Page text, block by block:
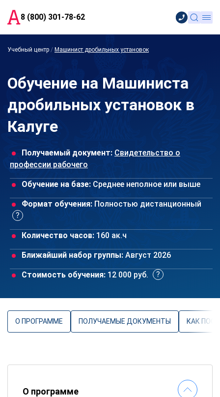
8 (800) 301-78-62
Учебный центр / Машинист дробильных установок
Обучение на Машиниста
дробильных установок в
Калуге
Получаемый документ: Свидетельство о
профессии рабочего
Обучение на базе: Среднее неполное или выше
Формат обучения: Полностью дистанционный
Количество часов: 160 ак.ч
Ближайший набор группы: Август 2026
Стоимость обучения: 12 000 руб.
О ПРОГРАММЕ ПОЛУЧАЕМЫЕ ДОКУМЕНТЫ КАК
О программе